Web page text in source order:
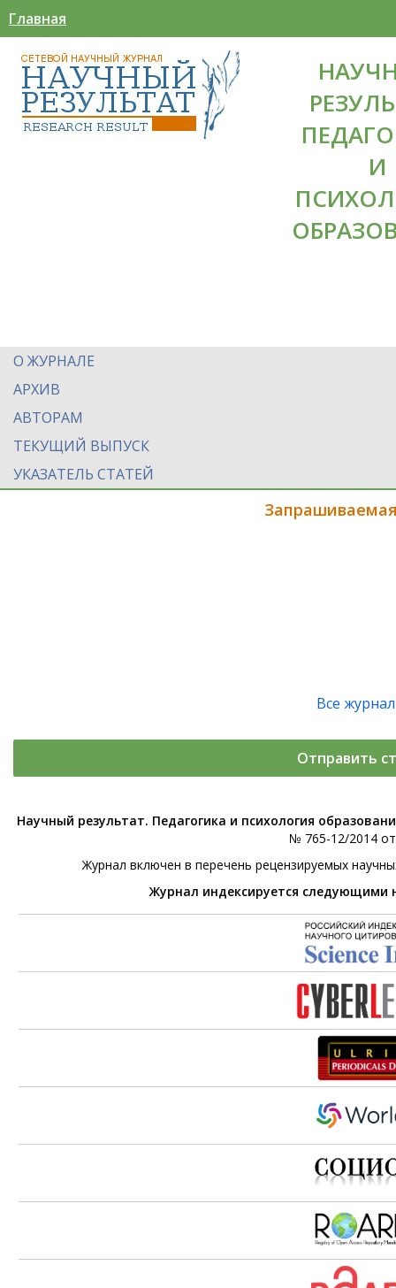
Главная
И
О ЖУРНАЛЕ
АРХИВ
АВТОРАМ
ТЕКУЩИЙ ВЫПУСК
УКАЗАТЕЛЬ СТАТЕЙ
Все
Отправить
Научный результат. Педагогика и психология
№ 765-12/2014
Журнал включен в перечень рецензируемых
Журнал индексируется